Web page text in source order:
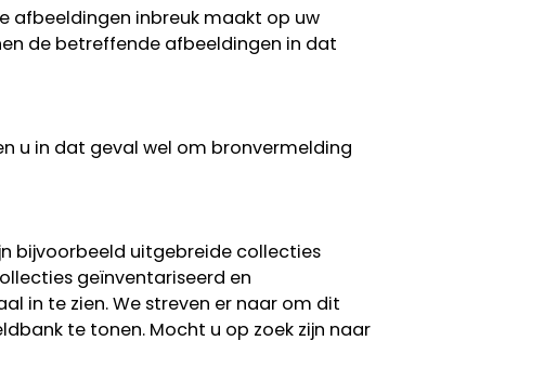
afbeeldingen inbreuk maakt op uw
de betreffende afbeeldingen in dat
u in dat geval wel om bronvermelding
bijvoorbeeld uitgebreide collecties
geïnventariseerd en
in te zien. We streven er naar om dit
te tonen. Mocht u op zoek zijn naar